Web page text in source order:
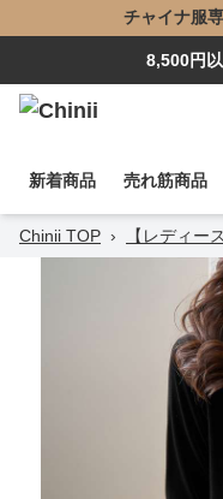
チャイナ服
8,500円
新着商品 売れ筋商品
Chinii TOP › 【レディー